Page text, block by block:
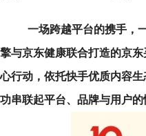
一场跨越平台的携手，
擎与京东健康联合打造的京
心行动，依托快手优质内容
功串联起平台、品牌与用户